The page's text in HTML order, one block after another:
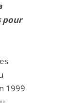
pour
1999